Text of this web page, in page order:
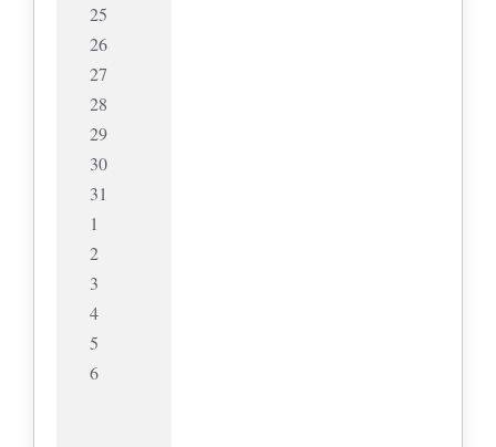
25
26
27
28
29
30
31
1
2
3
4
5
6